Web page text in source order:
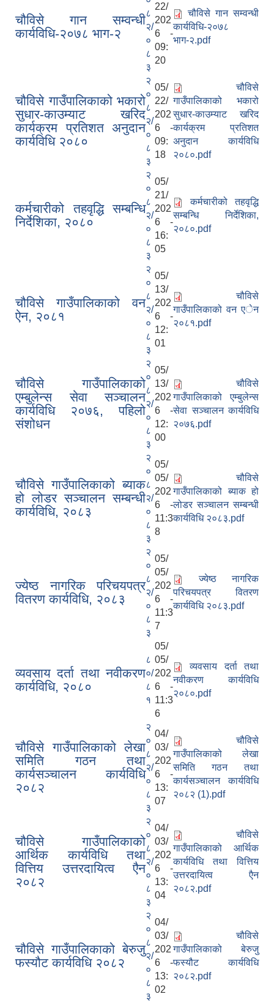
चौविसे गान सम्वन्धी
कार्यविधि-२०७८ भाग-२
८
२/
०
८
३
22/
202
6 -
09:
20
चौविसे गान सम्वन्धी
कार्यविधि-२०७८
भाग-२.pdf
चौविसे गाउँपालिकाको भकारो
सुधार-काउम्याट खरिद
कार्यक्रम प्रतिशत अनुदान
कार्यविधि २०८०
२
०
८
२/
०
८
३
05/
22/
202
6 -
09:
18
चौविसे
गाउँपालिकाको भकारो
सुधार-काउम्याट खरिद
कार्यक्रम प्रतिशत
अनुदान कार्यविधि
२०८०.pdf
कर्मचारीको तहवृद्धि सम्बन्धि
निर्देशिका, २०८०
२
०
८
२/
०
८
३
05/
21/
202
6 -
16:
05
कर्मचारीको तहवृद्धि
सम्बन्धि निर्देशिका,
२०८०.pdf
चौविसे गाउँपालिकाको वन
ऐन, २०८१
२
०
८
२/
०
८
३
05/
13/
202
6 -
12:
01
चौविसे
गाउँपालिकाको वन एेन
२०८१.pdf
चौविसे गाउँपालिकाको
एम्बुलेन्स सेवा सञ्चालन
कार्यविधि २०७६, पहिलो
संशोधन
२
०
८
२/
०
८
३
05/
13/
202
6 -
12:
00
चौविसे
गाउँपालिकाको एम्बुलेन्स
सेवा सञ्चालन कार्यविधि
२०७६.pdf
चौविसे गाउँपालिकाको ब्याक
हो लोडर सञ्चालन सम्बन्धी
कार्यविधि, २०८३
२
०
८
२/
०
८
३
05/
05/
202
6 -
11:3
8
चौविसे
गाउँपालिकाको ब्याक हो
लोडर सञ्चालन सम्बन्धी
कार्यविधि २०८३.pdf
ज्येष्ठ नागरिक परिचयपत्र
वितरण कार्यविधि, २०८३
२
०
८
२/
०
८
३
05/
05/
202
6 -
11:3
7
ज्येष्ठ नागरिक
परिचयपत्र वितरण
कार्यविधि २०८३.pdf
व्यवसाय दर्ता तथा नवीकरण
कार्यविधि, २०८०
८
०/
८
१
05/
05/
202
6 -
11:3
6
व्यवसाय दर्ता तथा
नवीकरण कार्यविधि
२०८०.pdf
चौविसे गाउँपालिकाको लेखा
समिति गठन तथा
कार्यसञ्चालन कार्यविधि
२०८२
२
०
८
२/
०
८
३
04/
03/
202
6 -
13:
07
चौविसे
गाउँपालिकाको लेखा
समिति गठन तथा
कार्यसञ्चालन कार्यविधि
२०८२ (1).pdf
चौविसे गाउँपालिकाको
आर्थिक कार्यविधि तथा
वित्तिय उत्तरदायित्व एैन
२०८२
२
०
८
२/
०
८
३
04/
03/
202
6 -
13:
04
चौविसे
गाउँपालिकाको आर्थिक
कार्यविधि तथा वित्तिय
उत्तरदायित्व एैन
२०८२.pdf
चौविसे गाउँपालिकाको बेरुजु
फस्यौट कार्यविधि २०८२
२
०
८
२/
०
८
३
04/
03/
202
6 -
13:
02
चौविसे
गाउँपालिकाको बेरुजु
फस्यौट कार्यविधि
२०८२.pdf